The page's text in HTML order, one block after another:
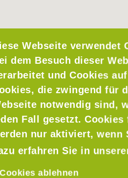
Webseite verwendet
dem Besuch dieser
und Cookies
die zwingend für
notwendig sind,
Fall gesetzt.
nur aktiviert, wenn
erfahren Sie in
Cookies ablehnen
Neuburg